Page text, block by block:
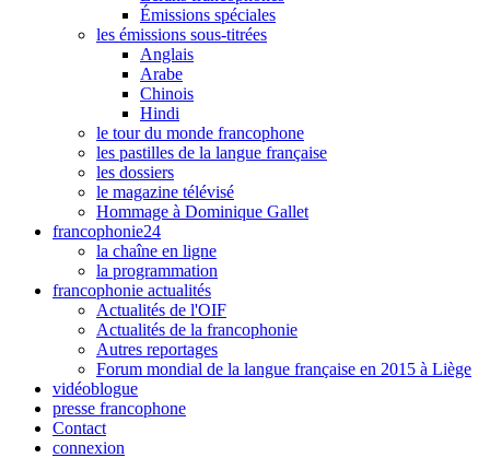
Émissions spéciales
les émissions sous-titrées
Anglais
Arabe
Chinois
Hindi
le tour du monde francophone
les pastilles de la langue française
les dossiers
le magazine télévisé
Hommage à Dominique Gallet
francophonie24
la chaîne en ligne
la programmation
francophonie actualités
Actualités de l'OIF
Actualités de la francophonie
Autres reportages
Forum mondial de la langue française en 2015 à Liège
vidéoblogue
presse francophone
Contact
connexion